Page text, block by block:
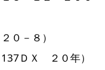
０－８）
ＤＸ ２０年）